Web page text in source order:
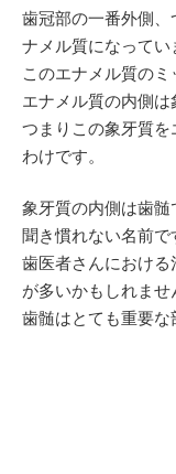
歯冠部の一番外側
ナメル質になってい
このエナメル質のミ
エナメル質の内側は
つまりこの象牙質
わけです。
象牙質の内側は歯髄
聞き慣れない名前で
歯医者さんにおける
が多いかもしれませ
歯髄はとても重要な